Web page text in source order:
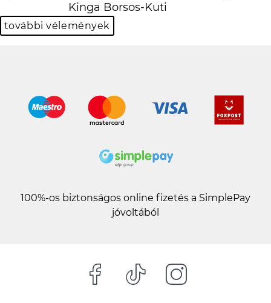
Kinga Borsos-Kuti
100%-os biztonságos online fizetés a SimplePay